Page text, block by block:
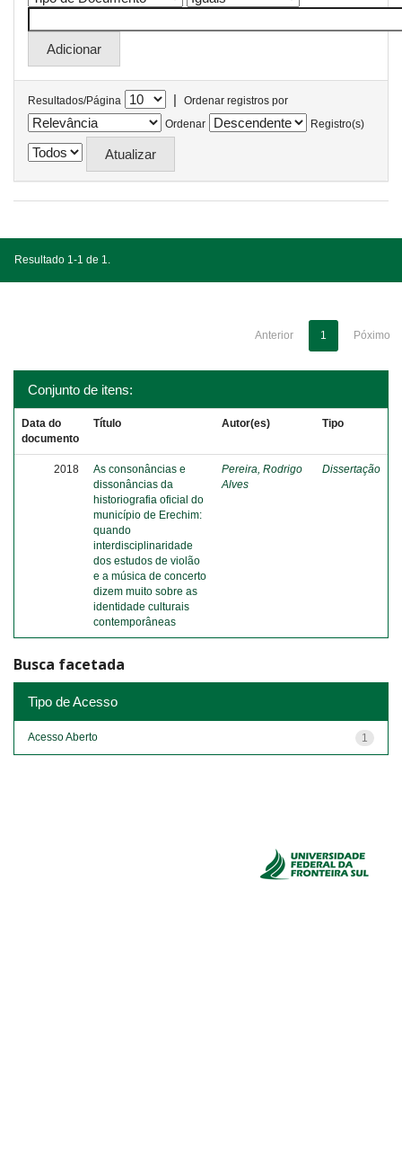
Resultados/Página |
Ordenar registros por
Ordenar
Registro(s)
Resultado 1-1 de 1.
Anterior 1 Póximo
Conjunto de itens:
Data do
documento
Título Autor(es) Tipo
2018
As consonâncias e
dissonâncias da
historiografia oficial do
município de Erechim:
quando
interdisciplinaridade
dos estudos de violão
e a música de concerto
dizem muito sobre as
identidade culturais
contemporâneas
Pereira, Rodrigo
Alves
Dissertação
Busca facetada
Tipo de Acesso
1
Acesso Aberto